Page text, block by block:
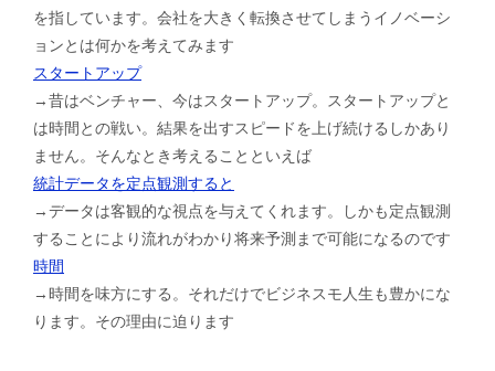
を指しています。会社を大きく転換させてしまうイノベーシ
ョンとは何かを考えてみます
スタートアップ
→昔はベンチャー、今はスタートアップ。スタートアップと
は時間との戦い。結果を出すスピードを上げ続けるしかあり
ません。そんなとき考えることといえば
統計データを定点観測すると
→データは客観的な視点を与えてくれます。しかも定点観測
することにより流れがわかり将来予測まで可能になるのです
時間
→時間を味方にする。それだけでビジネスモ人生も豊かにな
ります。その理由に迫ります